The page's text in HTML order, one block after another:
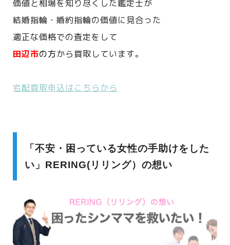
価値と相場を知り尽くした鑑定士が
結婚指輪・婚約指輪の価値に見合った
適正な価格での査定をして
田辺市の方から買取しています。
宅配買取申込はこちらから
「不安・困っている女性の手助けをした
い」RERING(リリング）の想い